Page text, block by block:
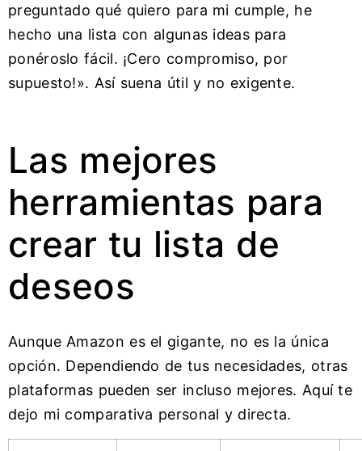
preguntado qué quiero para mi cumple, he
hecho una lista con algunas ideas para
ponéroslo fácil. ¡Cero compromiso, por
supuesto!». Así suena útil y no exigente.
Las mejores
herramientas para
crear tu lista de
deseos
Aunque Amazon es el gigante, no es la única
opción. Dependiendo de tus necesidades, otras
plataformas pueden ser incluso mejores. Aquí te
dejo mi comparativa personal y directa.